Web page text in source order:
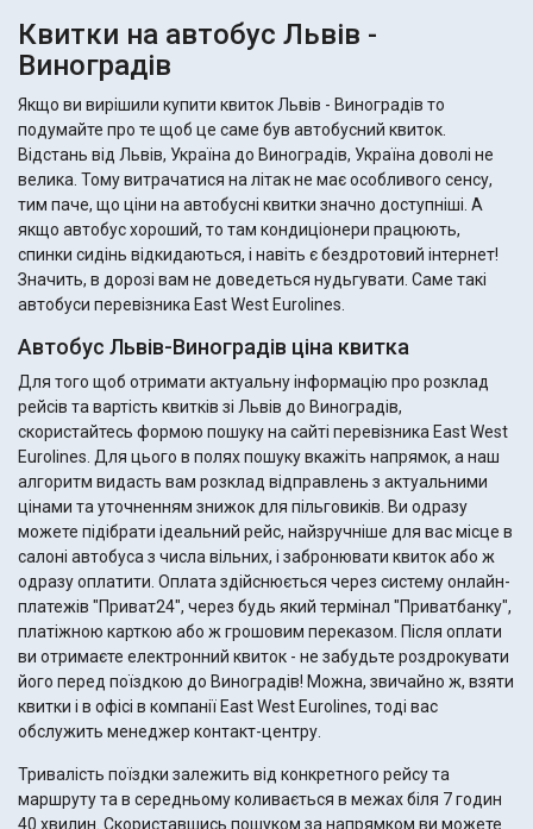
Квитки на автобус Львів -
Виноградів
Якщо ви вирішили купити квиток Львів - Виноградів то
подумайте про те щоб це саме був автобусний квиток.
Відстань від Львів, Україна до Виноградів, Україна доволі не
велика. Тому витрачатися на літак не має особливого сенсу,
тим паче, що ціни на автобусні квитки значно доступніші. А
якщо автобус хороший, то там кондиціонери працюють,
спинки сидінь відкидаються, і навіть є бездротовий інтернет!
Значить, в дорозі вам не доведеться нудьгувати. Саме такі
автобуси перевізника East West Eurolines.
Автобус Львів-Виноградів ціна квитка
Для того щоб отримати актуальну інформацію про розклад
рейсів та вартість квитків зі Львів до Виноградів,
скористайтесь формою пошуку на сайті перевізника East West
Eurolines. Для цього в полях пошуку вкажіть напрямок, а наш
алгоритм видасть вам розклад відправлень з актуальними
цінами та уточненням знижок для пільговиків. Ви одразу
можете підібрати ідеальний рейс, найзручніше для вас місце в
салоні автобуса з числа вільних, і забронювати квиток або ж
одразу оплатити. Оплата здійснюється через систему онлайн-
платежів "Приват24", через будь який термінал "Приватбанку",
платіжною карткою або ж грошовим переказом. Після оплати
ви отримаєте електронний квиток - не забудьте роздрокувати
його перед поїздкою до Виноградів! Можна, звичайно ж, взяти
квитки і в офісі в компанії East West Eurolines, тоді вас
обслужить менеджер контакт-центру.
Тривалість поїздки залежить від конкретного рейсу та
маршруту та в середньому коливається в межах біля 7 годин
40 хвилин. Скориставшись пошуком за напрямком ви можете